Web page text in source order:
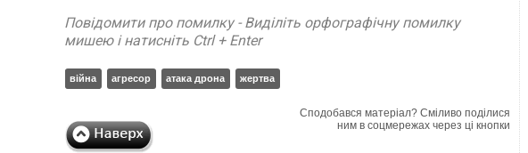
Повідомити про помилку - Виділіть орфографічну помилку
мишею і натисніть Ctrl + Enter
війна агресор атака дрона жертва
Сподобався матеріал? Сміливо поділися
ним в соцмережах через ці кнопки